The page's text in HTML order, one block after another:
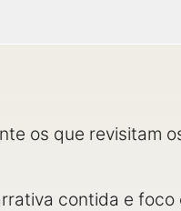
os que revisitam
contida e